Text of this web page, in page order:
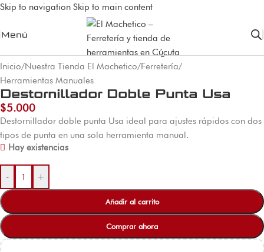
Skip to navigation Skip to main content
Menú
Inicio/Nuestra Tienda El Machetico/Ferretería/
Herramientas Manuales
Destornillador Doble Punta Usa
$5.000
Destornillador doble punta Usa ideal para ajustes rápidos con dos
tipos de punta en una sola herramienta manual.
Hay existencias
- +
Añadir al carrito
Comprar ahora